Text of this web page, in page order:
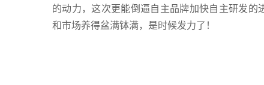
的动力，这次更能倒逼自主品牌加快自主研发
和市场养得盆满钵满，是时候发力了！